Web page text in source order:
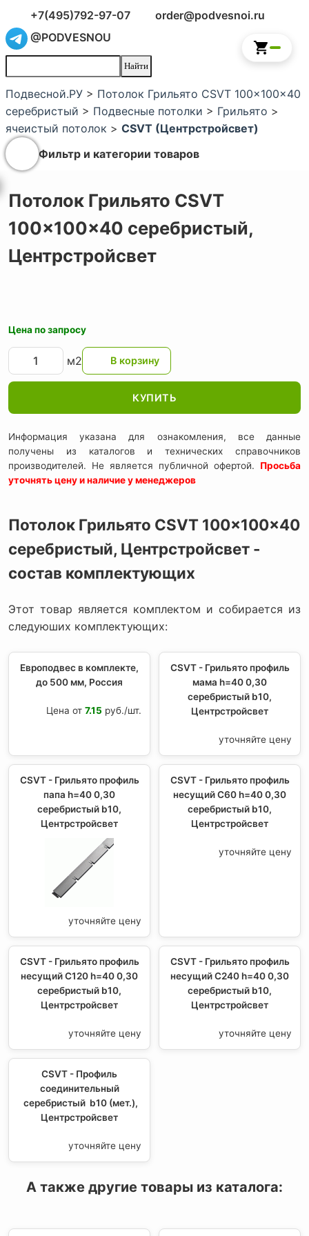
+7(495)792-97-07
order@podvesnoi.ru
@PODVESNOU
Подвесной.РУ > Потолок Грильято CSVT 100x100x40
серебристый > Подвесные потолки > Грильято >
ячеистый потолок > CSVT (Центрстройсвет)
Фильтр и категории товаров
Потолок Грильято CSVT
100x100x40 серебристый,
Центрстройсвет
Цена по запросу
м2
КУПИТЬ
Информация указана для ознакомления, все данные
получены из каталогов и технических справочников
производителей. Не является публичной офертой. Просьба
уточнять цену и наличие у менеджеров
Потолок Грильято CSVT 100x100x40
серебристый, Центрстройсвет -
состав комплектующих
Этот товар является комплектом и собирается из
следуюших комплектующих:
Европодвес в комплекте,
до 500 мм, Россия
Цена от 7.15 руб./шт.
CSVT - Грильято профиль
мама h=40 0,30
серебристый b10,
Центрстройсвет
уточняйте цену
CSVT - Грильято профиль
папа h=40 0,30
серебристый b10,
Центрстройсвет
уточняйте цену
CSVT - Грильято профиль
несущий С60 h=40 0,30
серебристый b10,
Центрстройсвет
уточняйте цену
CSVT - Грильято профиль
несущий С120 h=40 0,30
серебристый b10,
Центрстройсвет
уточняйте цену
CSVT - Грильято профиль
несущий С240 h=40 0,30
серебристый b10,
Центрстройсвет
уточняйте цену
CSVT - Профиль
соединительный
серебристый b10 (мет.),
Центрстройсвет
уточняйте цену
А также другие товары из каталога: